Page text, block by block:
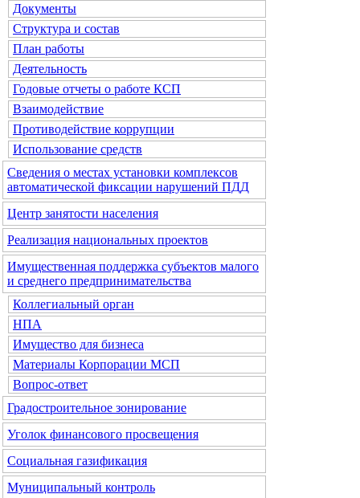
Документы
Структура и состав
План работы
Деятельность
Годовые отчеты о работе КСП
Взаимодействие
Противодействие коррупции
Использование средств
Сведения о местах установки комплексов
автоматической фиксации нарушений ПДД
Центр занятости населения
Реализация национальных проектов
Имущественная поддержка субъектов малого
и среднего предпринимательства
Коллегиальный орган
НПА
Имущество для бизнеса
Материалы Корпорации МСП
Вопрос-ответ
Градостроительное зонирование
Уголок финансового просвещения
Социальная газификация
Муниципальный контроль